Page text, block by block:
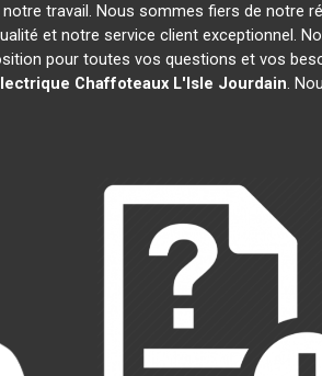
travail. Nous sommes fiers de notre
et notre service client exceptionnel.
pour toutes vos questions et vos
Chaffoteaux L'Isle Jourdain.